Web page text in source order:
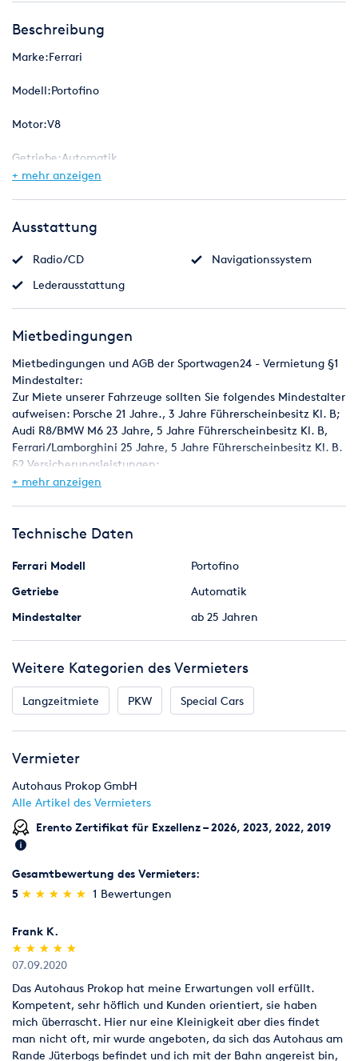
Beschreibung
Marke:Ferrari
Modell:Portofino
Motor:V8
Getriebe:Automatik
max. Geschwindigkeit:330 Km/h
+ mehr anzeigen
Ausstattung
Radio/CD
Navigationssystem
Lederausstattung
Mietbedingungen
Mietbedingungen und AGB der Sportwagen24 - Vermietung §1
Mindestalter:
Zur Miete unserer Fahrzeuge sollten Sie folgendes Mindestalter
aufweisen: Porsche 21 Jahre., 3 Jahre Führerscheinbesitz Kl. B;
Audi R8/BMW M6 23 Jahre, 5 Jahre Führerscheinbesitz Kl. B,
Ferrari/Lamborghini 25 Jahre, 5 Jahre Führerscheinbesitz Kl. B.
§2 Versicherungsleistungen:
Die genannten Preise sind inkl. einer Vollkaskoversicherung für
Fahrzeuge müssen ordnungsgemäß gegen Diebstahl gesichert
§3 Ausreisebestimmung:
Deutschland ist grundsätzlich gestattet muss jedoch vorab
schriftlich im Mietvertrag festgehalten werden.
Stunden vor dem vereinbarten Mietbeginn gegen 20% des
fallen Stornogebühren i.H.v. 50% des Mietpreises an.
§6 Kaution:
Bei Abholung des Fahrzeuges fällt eine Kaution an, welche in
mängelfreier Fahrzeugrückgabe wieder ausgezahlt wird. Die
Höhe der Kaution richtet sich nach dem jeweiligen
Fahrzeugtyp. Ebenso müssen ein gültiger Personalausweis &
Führerschein vorgelegt werden. Im Falle einer Beschädigung
des gemieteten Fahrzeugs ist der Vermieter berechtigt vorerst
die volle Kaution einzubehalten, bis die Reparatur
durchgeführt wurde, die Schadenssumme bekannt ist und die
Schuldfrage ausreichend geklärt wurde. Die Kaution dient auch
im Falle der Nichtzahlung von Mietraten als Absicherung für
bis dieser die Forderungen begleicht. Der Vermieter behält sich
das Recht vor, Barkautionen per Banküberweisung zeitnah
nach mängelfreier Rückgabe an den Mieter auszuzahlen.
§7 Inklusiv-Kilometer und Erweiterungen:
Die Inklusiv-Kilometer können Sie auf den Angebotsseiten
unserer Homepage einsehen. Individuelle Pakete mit
Mehrkilometern können separat und schriftlich vereinbart
+ mehr anzeigen
Technische Daten
Ferrari Modell
Portofino
Getriebe
Automatik
Mindestalter
ab 25 Jahren
Weitere Kategorien des Vermieters
Langzeitmiete PKW Special Cars
Vermieter
Autohaus Prokop GmbH
Alle Artikel des Vermieters
Erento Zertifikat für Exzellenz – 2026, 2023, 2022, 2019
Gesamtbewertung des Vermieters:
5 (*)
★
★
(*) ★
★
(*) ★
★
(*) ★
★
(*) ★
★ 1 Bewertungen
Frank K.
(*)
★
★
(*) ★
★
(*) ★
★
(*) ★
★
(*) ★
★
07.09.2020
Das Autohaus Prokop hat meine Erwartungen voll erfüllt.
Kompetent, sehr höflich und Kunden orientiert, sie haben
mich überrascht. Hier nur eine Kleinigkeit aber dies findet
man nicht oft, mir wurde angeboten, da sich das Autohaus am
Rande Jüterbogs befindet und ich mit der Bahn angereist bin,